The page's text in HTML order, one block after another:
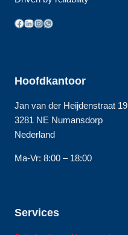
Facebook
LinkedIn
Instagram
WhatsApp
Hoofdkantoor
Jan van der Heijdenstraat 19
3281 NE Numansdorp
Nederland
Ma-Vr: 8:00 – 18:00
Services